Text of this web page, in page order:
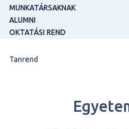
MUNKATÁRSAKNAK
ALUMNI
OKTATÁSI REND
Tanrend